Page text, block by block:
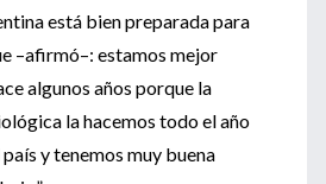
está bien preparada para
–afirmó–: estamos mejor
algunos años porque la
la hacemos todo el año
y tenemos muy buena